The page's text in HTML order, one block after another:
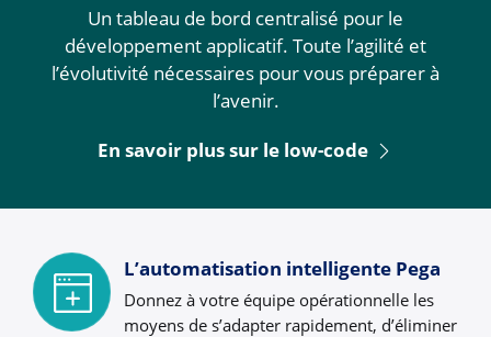
Un tableau de bord centralisé pour le
développement applicatif. Toute l’agilité et
l’évolutivité nécessaires pour vous préparer à
l’avenir.
En savoir plus sur le low-code
L’automatisation intelligente Pega
Donnez à votre équipe opérationnelle les
moyens de s’adapter rapidement, d’éliminer